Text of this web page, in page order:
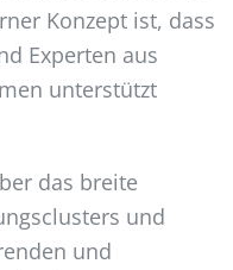
Konzept ist, dass
Experten aus
unterstützt
das breite
und
und